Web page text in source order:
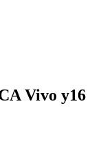
Vivo y16